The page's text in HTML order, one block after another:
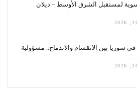
لمستقبل الشرق الأوسط – ديلان
في سوريا بين الانقسام والاندماج.. مسؤولية